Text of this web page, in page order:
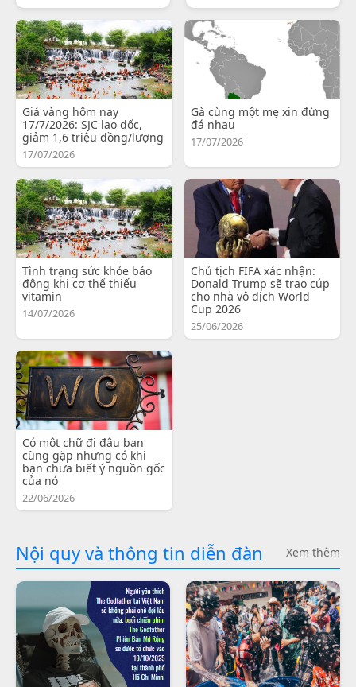
Giá vàng hôm nay
17/7/2026: SJC lao dốc,
giảm 1,6 triệu đồng/lượng
17/07/2026
Gà cùng một mẹ xin đừng
đá nhau
17/07/2026
Tình trạng sức khỏe báo
động khi cơ thể thiếu
vitamin
14/07/2026
Chủ tịch FIFA xác nhận:
Donald Trump sẽ trao cúp
cho nhà vô địch World
Cup 2026
25/06/2026
Có một chữ đi đâu bạn
cũng gặp nhưng có khi
bạn chưa biết ý nguồn gốc
của nó
22/06/2026
Nội quy và thông tin diễn đàn Xem thêm